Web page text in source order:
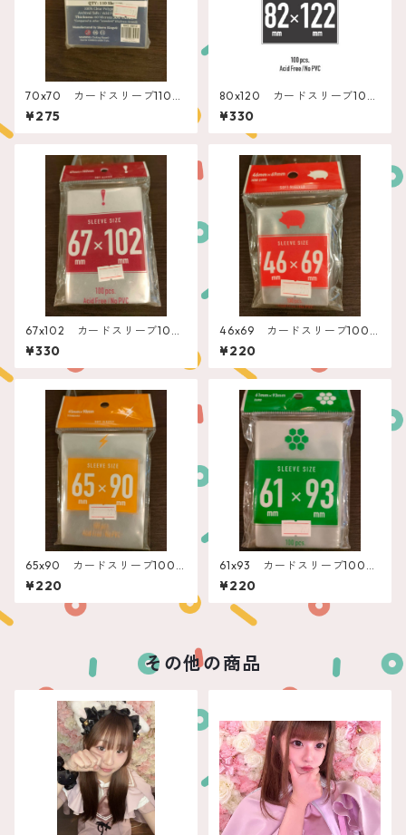
70x70 カードスリーブ110
枚 スリーブキングス”スモー
ルスクエア”
¥275
80x120 カードスリーブ100
枚 エンゲームズ”ディクシッ
ト”
¥330
67x102 カードスリーブ100
枚 エンゲームズ”セブンワン
ダー”
¥330
46x69 カードスリーブ100
枚 エンゲームズ”ミニユーロ”
¥220
65x90 カードスリーブ100
枚 エンゲームズ”スタンダー
ド”
¥220
61x93 カードスリーブ100
枚 エンゲームズ”ユーロ”
¥220
その他の商品